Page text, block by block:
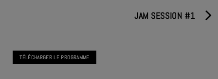
JAM SESSION #1
TÉLÉCHARGER LE PROGRAMME